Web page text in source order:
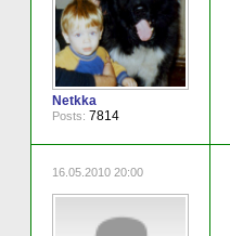
Netkka
Posts: 7814
16.05.2010 20:00